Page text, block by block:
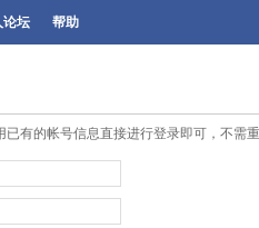
论坛 帮助
有的帐号信息直接进行登录即可，不需